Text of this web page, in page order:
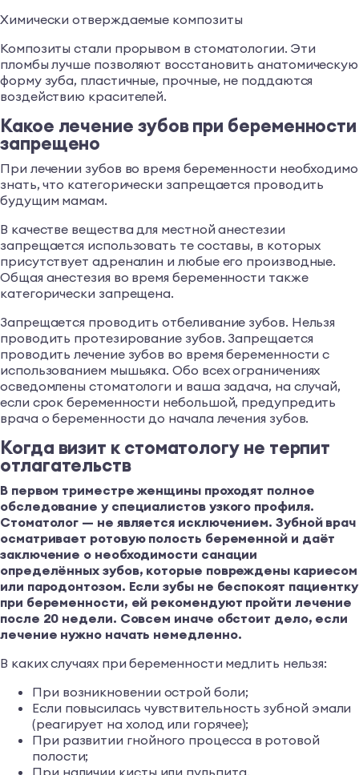
Химически отверждаемые композиты
Композиты стали прорывом в стоматологии. Эти
пломбы лучше позволяют восстановить анатомическую
форму зуба, пластичные, прочные, не поддаются
воздействию красителей.
Какое лечение зубов при беременности
запрещено
При лечении зубов во время беременности необходимо
знать, что категорически запрещается проводить
будущим мамам.
В качестве вещества для местной анестезии
запрещается использовать те составы, в которых
присутствует адреналин и любые его производные.
Общая анестезия во время беременности также
категорически запрещена.
Запрещается проводить отбеливание зубов. Нельзя
проводить протезирование зубов. Запрещается
проводить лечение зубов во время беременности с
использованием мышьяка. Обо всех ограничениях
осведомлены стоматологи и ваша задача, на случай,
если срок беременности небольшой, предупредить
врача о беременности до начала лечения зубов.
Когда визит к стоматологу не терпит
отлагательств
В первом триместре женщины проходят полное
обследование у специалистов узкого профиля.
Стоматолог — не является исключением. Зубной врач
осматривает ротовую полость беременной и даёт
заключение о необходимости санации
определённых зубов, которые повреждены кариесом
или пародонтозом. Если зубы не беспокоят пациентку
при беременности, ей рекомендуют пройти лечение
после 20 недели. Совсем иначе обстоит дело, если
лечение нужно начать немедленно.
В каких случаях при беременности медлить нельзя:
При возникновении острой боли;
Если повысилась чувствительность зубной эмали
(реагирует на холод или горячее);
При развитии гнойного процесса в ротовой
полости;